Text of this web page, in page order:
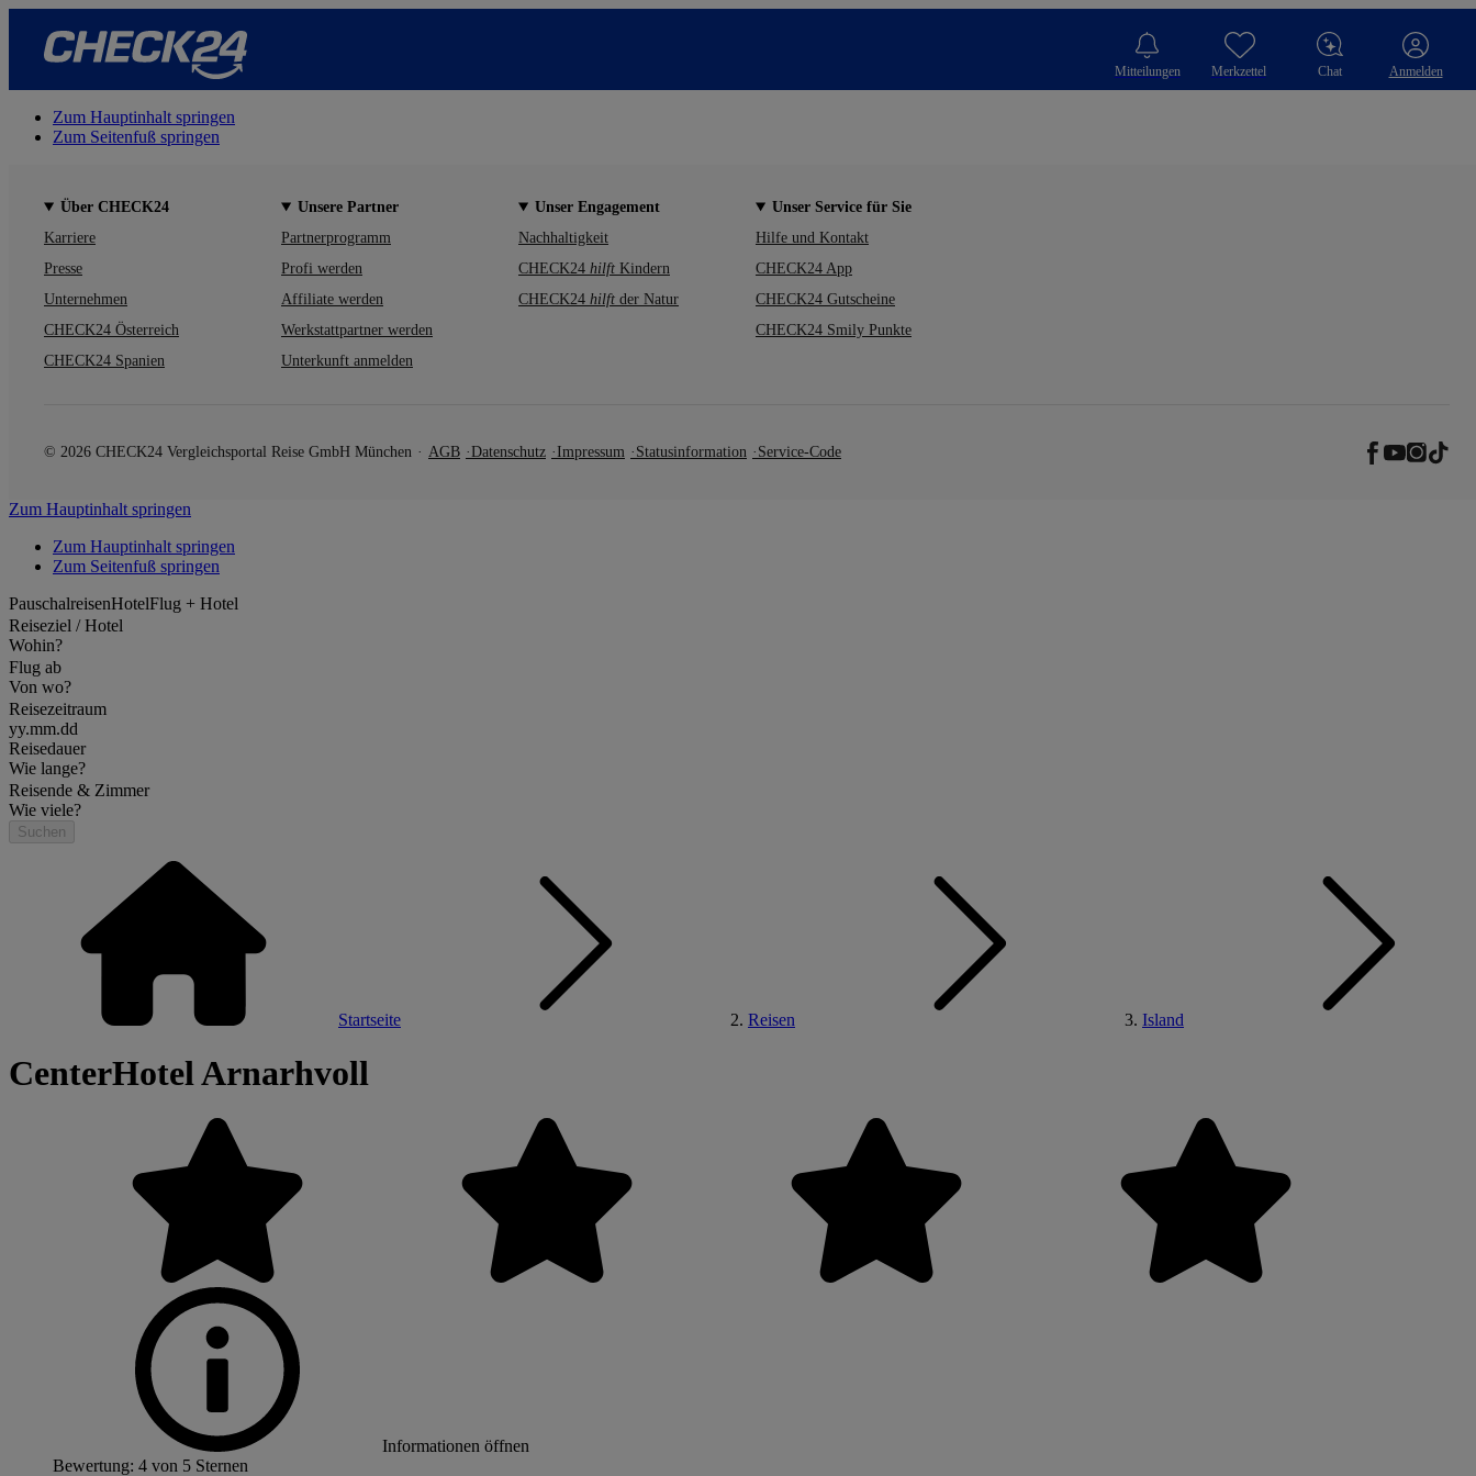
Mitteilungen Merkzettel Chat Anmelden
Zum Hauptinhalt springen
Zum Seitenfuß springen
Über CHECK24
Karriere
Presse
Unternehmen
CHECK24 Österreich
CHECK24 Spanien
Unsere Partner
Partnerprogramm
Profi werden
Affiliate werden
Werkstattpartner werden
Unterkunft anmelden
Unser Engagement
Nachhaltigkeit
CHECK24 hilft Kindern
CHECK24 hilft der Natur
Unser Service für Sie
Hilfe und Kontakt
CHECK24 App
CHECK24 Gutscheine
CHECK24 Smily Punkte
© 2026 CHECK24 Vergleichsportal Reise GmbH München AGB Datenschutz Impressum Statusinformation Service-Code
Zum Hauptinhalt springen
Zum Hauptinhalt springen
Zum Seitenfuß springen
PauschalreisenHotelFlug + Hotel
Reiseziel / Hotel
Wohin?
Flug ab
Von wo?
Reisezeitraum
yy.mm.dd
Reisedauer
Wie lange?
Reisende & Zimmer
Wie viele?
Suchen
Startseite Reisen Island
CenterHotel Arnarhvoll
Informationen öffnen
Bewertung: 4 von 5 Sternen